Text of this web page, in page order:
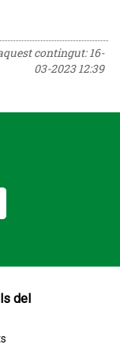
contingut:16-
03-2023 12:39
del